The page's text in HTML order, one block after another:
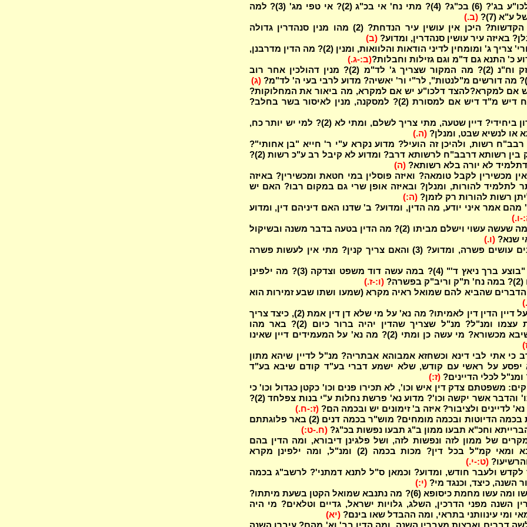
מה דנים לכו"ע בג'? (6) בכ"ג? (4)? מתי נח' אי בכ"ג (2)? אי טפי מג' (3)? למה
ע"א (7)?
(ב.)
איך פודין הקדשות? היכן אין עושין עיר הנדחת? (2) מהו מנין סנהדרין גדולה
באיזה עיר עושין סנהדרין, ומדוע? (ב)
האם מדאורי' צריך ג' ומומחין לדיני הודאות והלוואות, ומנין (2)? מה הדין מדרבנן,
כ' התנא גם ד"מ וגם גזילות וחבלות?(ב:-ג.)
מדוע כ' נזק וח"נ (2)? מה המקור שצריך ג' לד"מ (2)? מנין דהולכין אחר רוב
(ג)
אם למקרא?להצד דלכו"ע יש אם למקרא, מה ביאור את המחלוקות?
דיש אם למסורת (2)? למסקנה, מנין לאיסור בשר בחלב?
מי יכול לדון ביחידי? דיין שטעה, מתי צריך לשלם, ומתי לא (2)? למי יש יותר כח,
או לנשיא שבט, ומנלן? (ה.)
רשות, ולהיכן זה הועיל? מדוע נקרא ע"י ר' חייא "בן אחותי"?
מה החילוק בין רשותא דרבב"ח לרשותא דרב? ומדוע לא קיבל רב ע"כ רשות (2)?
דתלמיד לא יורה בלא רשותא? (ה)
מכשירין לקבל טומאה? ואיזה פוסלין במי חטאת ומכשירין? באיזה
לתלמיד להורות, ומנלן? ובאיזה אופן שרי גם במקום רבו? האם יש
רשות להורות רק לזמן? (ה:)
מהם אמר איני יודע, מה הדין, ומדוע? ב' שדנו האם דיניהם דין, ומדוע
ו.)
על מי נא' מה שעשה עשוי וישלם מביתו (2)? מה הדין בטעה בדבר משנה ובשיקול
שנא? (ו.)
בכמה דיינים עושים פשרה, ומדוע? (3) והאם צריך קנין? מתי אין לעשות פשרה
על מי נא' "בוצע ברך ניאץ ד'" (4)? במה עשה דוד משפט וצדקה (3)? מה ילפינן
(ו:-ז.)
שהביא להם שמואל ראיה מקרא (שמעו ושתו שבע זמירות הוא
מה נאמר על דיין הדין דין לאמיתו? מה נא' על מי שלא דן דין אמת (2), כיצד צריך
דיין לראות עצמו ומנ"ל? מנ"ל שצריך שהדין יהיה ברור כיום (2)? באר מהו
"למטייה שיבא מכשורא? מי עשה כן ומתי (2)? מה נא' על המעמידים דיין שאינו
כי אתי לבי דינא וכשחזא אמבוהא אבתריה? מנ"ל לדיין שיהא מתון
יפסע על ראשי עם קודש, שלא ישמע דברי בע"ד קודם שיבא בע"ד
(ז:)
משפטתם צדק דין איש וכו', לא תכירו פנים וכו' כקטן כגדול וכו' כי
המשפט וכו' והדבר אשר יקשה וכו'? מדוע נא' פרשת נחלות ע"י בנות צפלחד (2)?
לדיינים ולציבור? איזה ב' זימונים יש ובכמה הם? (ז:-ח.)
דיני קנסות בכמה הדיוטות ובכמה מומחים? מוש"ר בכמה דנים (2) באר פלוגתתם
(ח.-ט:)
של ממון לזה ונפשות לזה, ושל פלגינן דיבורא, ומה הדין בהם
לר"י ולרבא ומאי קמ"ל בכל דין? מכות בכמה (2) ומנ"ל, ומה ילפינן מקרא
(ט:-י.)
לקדש ולעבר חודש, ומדוע? וכמאן ס"ל לתנא דמתני'? לרשב"ג בכמה
השנה, כיצד, וכנגד מי? (י:)
מי הם שעשו ומה עשו מחמת כיסופא (6)? מה נתנבא שמואל הקטן בשעת מיתתו?
השנה מפני הדרכין, השלג, גלויות ישראל, גדיים וטלאים? מי היה
ומי עינוותני בתראי, ומה ההבדל שאו בינם? (יא)